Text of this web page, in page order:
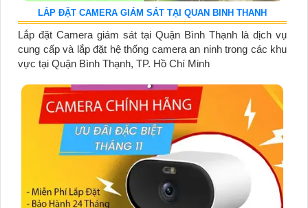
LẮP ĐẶT CAMERA GIÁM SÁT TẠI QUAN BINH THANH
Lắp đặt Camera giám sát tại Quận Bình Thạnh là dịch vụ
cung cấp và lắp đặt hệ thống camera an ninh trong các khu
vực tại Quận Bình Thạnh, TP. Hồ Chí Minh